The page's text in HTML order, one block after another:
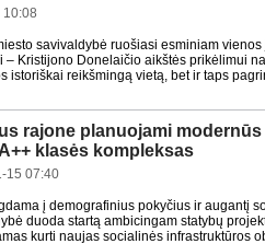
savivaldybė ruošiasi esminiam
– Kristijono Donelaičio aikštės prikėlimui
istoriškai reikšmingą vietą, bet ir taps
rajone planuojami
klasės kompleksas
15 07:40
į demografinius pokyčius ir augantį
duoda startą ambicingam statybų
kurti naujas socialinės infrastruktūros